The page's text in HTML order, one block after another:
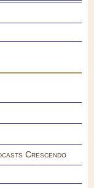
Crescendo